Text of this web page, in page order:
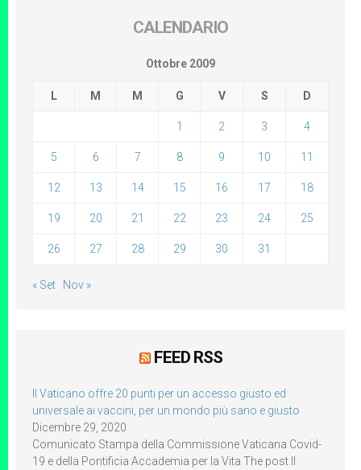
CALENDARIO
Ottobre 2009
L M M G V S D
1 2 3 4
5 6 7 8 9 10 11
12 13 14 15 16 17 18
19 20 21 22 23 24 25
26 27 28 29 30 31
« Set Nov »
FEED RSS
Il Vaticano offre 20 punti per un accesso giusto ed
universale ai vaccini, per un mondo più sano e giusto
Dicembre 29, 2020
Comunicato Stampa della Commissione Vaticana Covid-
19 e della Pontificia Accademia per la Vita The post Il